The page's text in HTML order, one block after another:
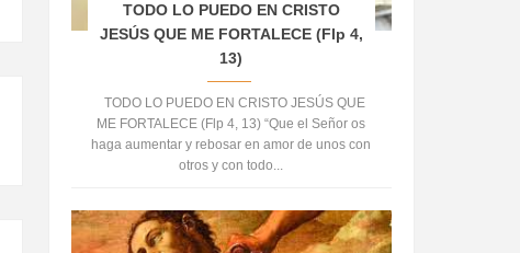
TODO LO PUEDO EN CRISTO
JESÚS QUE ME FORTALECE (Flp 4,
13)
TODO LO PUEDO EN CRISTO JESÚS QUE
ME FORTALECE (Flp 4, 13) “Que el Señor os
haga aumentar y rebosar en amor de unos con
otros y con todo...